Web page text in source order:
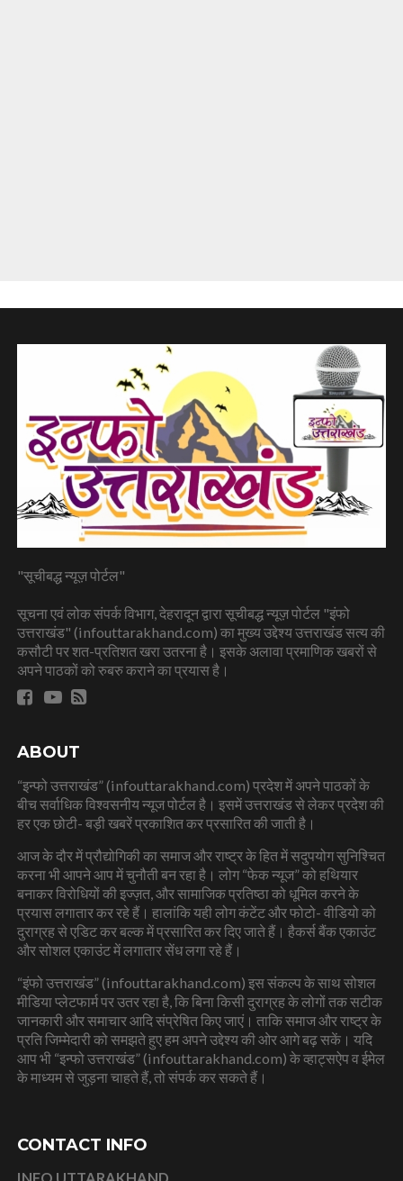
"सूचीबद्ध न्यूज़ पोर्टल"
सूचना एवं लोक संपर्क विभाग, देहरादून द्वारा सूचीबद्ध न्यूज़ पोर्टल "इंफो
उत्तराखंड" (infouttarakhand.com) का मुख्य उद्देश्य उत्तराखंड सत्य की
कसौटी पर शत-प्रतिशत खरा उतरना है। इसके अलावा प्रमाणिक खबरों से
अपने पाठकों को रुबरु कराने का प्रयास है।
ABOUT
“इन्फो उत्तराखंड” (infouttarakhand.com) प्रदेश में अपने पाठकों के
बीच सर्वाधिक विश्वसनीय न्यूज पोर्टल है। इसमें उत्तराखंड से लेकर प्रदेश की
हर एक छोटी- बड़ी खबरें प्रकाशित कर प्रसारित की जाती है।
आज के दौर में प्रौद्योगिकी का समाज और राष्ट्र के हित में सदुपयोग सुनिश्चित
करना भी आपने आप में चुनौती बन रहा है। लोग “फेक न्यूज” को हथियार
बनाकर विरोधियों की इज्ज़त, और सामाजिक प्रतिष्ठा को धूमिल करने के
प्रयास लगातार कर रहे हैं। हालांकि यही लोग कंटेंट और फोटो- वीडियो को
दुराग्रह से एडिट कर बल्क में प्रसारित कर दिए जाते हैं। हैकर्स बैंक एकाउंट
और सोशल एकाउंट में लगातार सेंध लगा रहे हैं।
“इंफो उत्तराखंड” (infouttarakhand.com) इस संकल्प के साथ सोशल
मीडिया प्लेटफार्म पर उतर रहा है, कि बिना किसी दुराग्रह के लोगों तक सटीक
जानकारी और समाचार आदि संप्रेषित किए जाएं। ताकि समाज और राष्ट्र के
प्रति जिम्मेदारी को समझते हुए हम अपने उद्देश्य की ओर आगे बढ़ सकें। यदि
आप भी “इन्फो उत्तराखंड” (infouttarakhand.com) के व्हाट्सऐप व ईमेल
के माध्यम से जुड़ना चाहते हैं, तो संपर्क कर सकते हैं।
CONTACT INFO